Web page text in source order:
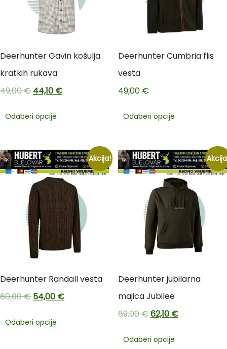
Deerhunter Gavin košulja
kratkih rukava
49,00€ 44,10 €
Odaberi opcije
Deerhunter Cumbria flis
vesta
49,00 €
Odaberi opcije
Akcija!
Deerhunter Randall vesta
60,00€ 54,00 €
Odaberi opcije
Deerhunter jubilarna
majica Jubilee
69,00€62,10 €
Odaberi opcije